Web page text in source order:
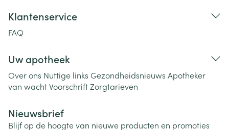
Klantenservice
FAQ
Uw apotheek
Over ons Nuttige links Gezondheidsnieuws Apotheker
van wachtVoorschriftZorgtarieven
Nieuwsbrief
Blijf op de hoogte van nieuwe producten en promoties